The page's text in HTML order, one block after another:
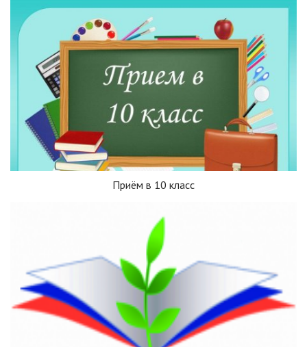
Приём в 10 класс